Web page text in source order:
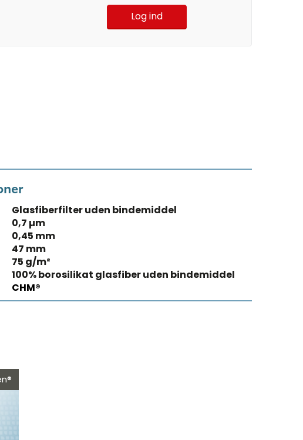
Log ind
Glasfiberfilter uden bindemiddel
0,7 µm
0,45 mm
47 mm
75 g/m²
100% borosilikat glasfiber uden bindemiddel
CHM®